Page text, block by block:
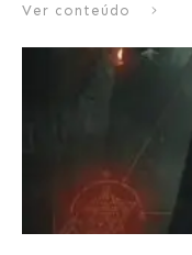
Ver conteúdo